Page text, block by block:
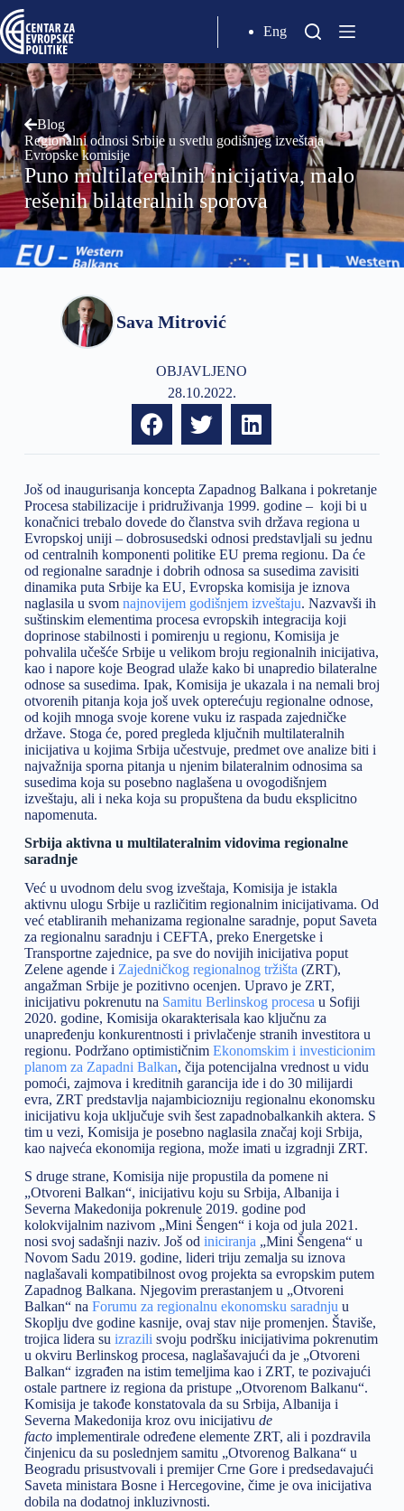
Eng
Blog
Regionalni odnosi Srbije u svetlu godišnjeg izveštaja
Evropske komisije
Puno multilateralnih inicijativa, malo
rešenih bilateralnih sporova
Sava Mitrović
OBJAVLJENO
28.10.2022.
Još od inaugurisanja koncepta Zapadnog Balkana i pokretanje
Procesa stabilizacije i pridruživanja 1999. godine – koji bi u
konačnici trebalo dovede do članstva svih država regiona u
Evropskoj uniji – dobrosusedski odnosi predstavljali su jednu
od centralnih komponenti politike EU prema regionu. Da će
od regionalne saradnje i dobrih odnosa sa susedima zavisiti
dinamika puta Srbije ka EU, Evropska komisija je iznova
naglasila u svom najnovijem godišnjem izveštaju. Nazvavši ih
suštinskim elementima procesa evropskih integracija koji
doprinose stabilnosti i pomirenju u regionu, Komisija je
pohvalila učešće Srbije u velikom broju regionalnih inicijativa,
kao i napore koje Beograd ulaže kako bi unapredio bilateralne
odnose sa susedima. Ipak, Komisija je ukazala i na nemali broj
otvorenih pitanja koja još uvek opterećuju regionalne odnose,
od kojih mnoga svoje korene vuku iz raspada zajedničke
države. Stoga će, pored pregleda ključnih multilateralnih
inicijativa u kojima Srbija učestvuje, predmet ove analize biti i
najvažnija sporna pitanja u njenim bilateralnim odnosima sa
susedima koja su posebno naglašena u ovogodišnjem
izveštaju, ali i neka koja su propuštena da budu eksplicitno
napomenuta.
Srbija aktivna u multilateralnim vidovima regionalne
saradnje
Već u uvodnom delu svog izveštaja, Komisija je istakla
aktivnu ulogu Srbije u različitim regionalnim inicijativama. Od
već etabliranih mehanizama regionalne saradnje, poput Saveta
za regionalnu saradnju i CEFTA, preko Energetske i
Transportne zajednice, pa sve do novijih inicijativa poput
Zelene agende i Zajedničkog regionalnog tržišta (ZRT),
angažman Srbije je pozitivno ocenjen. Upravo je ZRT,
inicijativu pokrenutu na Samitu Berlinskog procesa u Sofiji
2020. godine, Komisija okarakterisala kao ključnu za
unapređenju konkurentnosti i privlačenje stranih investitora u
regionu. Podržano optimističnim Ekonomskim i investicionim
planom za Zapadni Balkan, čija potencijalna vrednost u vidu
pomoći, zajmova i kreditnih garancija ide i do 30 milijardi
evra, ZRT predstavlja najambiciozniju regionalnu ekonomsku
inicijativu koja uključuje svih šest zapadnobalkankih aktera. S
tim u vezi, Komisija je posebno naglasila značaj koji Srbija,
kao najveća ekonomija regiona, može imati u izgradnji ZRT.
S druge strane, Komisija nije propustila da pomene ni
„Otvoreni Balkan“, inicijativu koju su Srbija, Albanija i
Severna Makedonija pokrenule 2019. godine pod
kolokvijalnim nazivom „Mini Šengen“ i koja od jula 2021.
nosi svoj sadašnji naziv. Još od iniciranja „Mini Šengena“ u
Novom Sadu 2019. godine, lideri triju zemalja su iznova
naglašavali kompatibilnost ovog projekta sa evropskim putem
Zapadnog Balkana. Njegovim prerastanjem u „Otvoreni
Balkan“ na Forumu za regionalnu ekonomsku saradnju u
Skoplju dve godine kasnije, ovaj stav nije promenjen. Štaviše,
trojica lidera su izrazili svoju podršku inicijativima pokrenutim
u okviru Berlinskog procesa, naglašavajući da je „Otvoreni
Balkan“ izgrađen na istim temeljima kao i ZRT, te pozivajući
ostale partnere iz regiona da pristupe „Otvorenom Balkanu“.
Komisija je takođe konstatovala da su Srbija, Albanija i
Severna Makedonija kroz ovu inicijativu de
factoimplementirale određene elemente ZRT, ali i pozdravila
činjenicu da su poslednjem samitu „Otvorenog Balkana“ u
Beogradu prisustvovali i premijer Crne Gore i predsedavajući
Saveta ministara Bosne i Hercegovine, čime je ova inicijativa
dobila na dodatnoj inkluzivnosti.